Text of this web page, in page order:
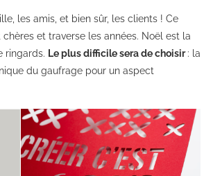
les amis, et bien sûr, les clients ! Ce
et traverse les années. Noël est la
ringards. Le plus difficile sera de choisir: la
du gaufrage pour un aspect